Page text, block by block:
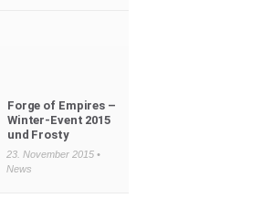
Forge of Empires –
Winter-Event 2015
und Frosty
23. November 2015 •
News